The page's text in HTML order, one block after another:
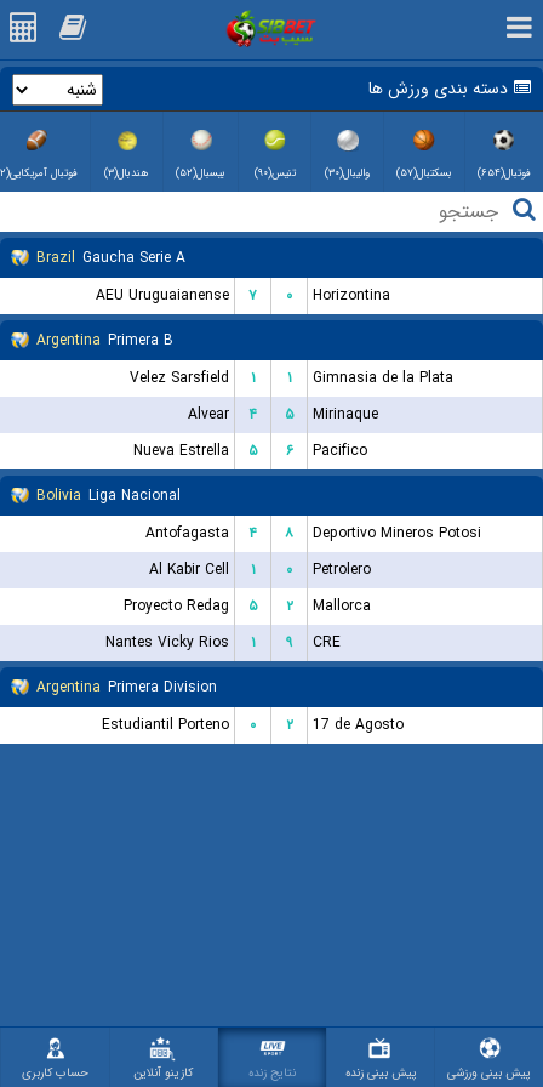
دسته بندی ورزش ها
فوتبال(۶۵۴) بسکتبال(۵۷) والیبال(۳۰) تنیس(۹۰) بیسبال(۵۲) هندبال(۳) فوتبال آمریکایی(۲)
Brazil Gaucha Serie A
AEU Uruguaianense
۷ ۰
Horizontina
Argentina Primera B
Velez Sarsfield
۱ ۱
Gimnasia de la Plata
Alvear
۴ ۵
Mirinaque
Nueva Estrella
۵ ۶
Pacifico
Bolivia Liga Nacional
Antofagasta
۴ ۸
Deportivo Mineros Potosi
Al Kabir Cell
۱ ۰
Petrolero
Proyecto Redag
۵ ۲
Mallorca
Nantes Vicky Rios
۱ ۹
CRE
Argentina Primera Division
Estudiantil Porteno
۰ ۲ 17 de Agosto
پیش بینی ورزشی پیش بینی زنده نتایج زنده کازینو آنلاین حساب کاربری